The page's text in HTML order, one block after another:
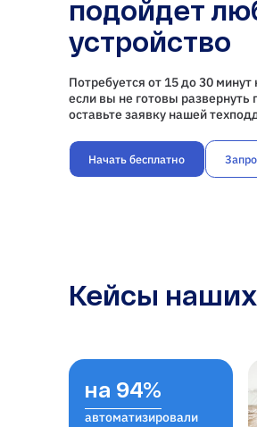
подойдет
устройство
Потребуется от 15 до 30
если вы не готовы развернуть
оставьте заявку нашей
Начать бесплатно
Кейсы
на 94%
автоматизировали